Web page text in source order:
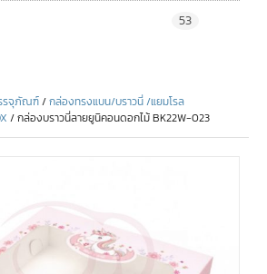
53
รจุภัณฑ์/กล่องทรงแบน/บราวนี่ /แยมโรล
/ กล่องบราวนี่ลายยูนิคอนดอกไม้ BK22W-023